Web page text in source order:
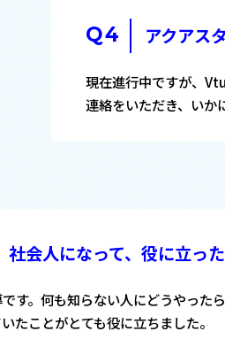
アクアス
現在進行中ですが、
連絡をいただき、いか
社会人になって、役に立った
す。何も知らない人にどうやっ
たことがとても役に立ちました。